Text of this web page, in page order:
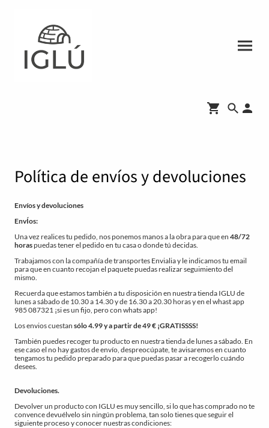
Política de envíos y devoluciones
Envíos y devoluciones
EnvÍos:
Una vez realices tu pedido, nos ponemos manos a la obra para que en 48/72
horaspuedas tener el pedido en tu casa o donde tú decidas.
Trabajamos con la compañía de transportes Envialia y le indicamos tu email
para que en cuanto recojan el paquete puedas realizar seguimiento del
mismo.
Recuerda que estamos también a tu disposición en nuestra tienda IGLU de
lunes a sábado de 10.30 a 14.30 y de 16.30 a 20.30 horas y en el whast app
985 087321 ¡si es un fijo, pero con whats app!
Los envios cuestan sólo 4.99 y a partir de 49 € ¡GRATISSSS!
También puedes recoger tu producto en nuestra tienda de lunes a sábado. En
ese caso el no hay gastos de envío, despreocúpate, te avisaremos en cuanto
tengamos tu pedido preparado para que puedas pasar a recogerlo cuándo
desees.
Devoluciones.
Devolver un producto con IGLU es muy sencillo, si lo que has comprado no te
convence devuélvelo sin ningún problema, tan solo tienes que seguir el
siguiente proceso y conocer nuestras condiciones: